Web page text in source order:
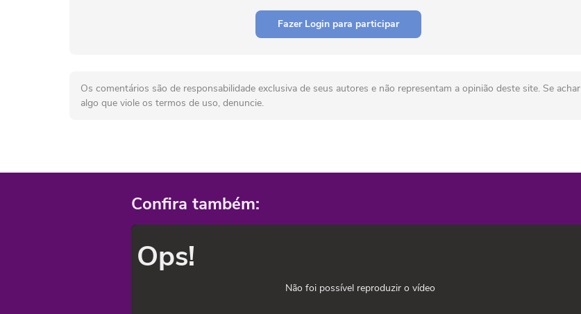
Fazer Login para participar
Os comentários são de responsabilidade exclusiva de seus autores e não representam a opinião deste site. Se achar
algo que viole os termos de uso, denuncie.
Confira também:
Ops!
Não foi possível reproduzir o vídeo